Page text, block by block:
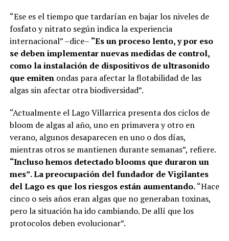
“Ese es el tiempo que tardarían en bajar los niveles de
fosfato y nitrato según indica la experiencia
internacional” –dice– “Es un proceso lento, y por eso
se deben implementar nuevas medidas de control,
como la instalación de dispositivos de ultrasonido
que emitenondas para afectar la flotabilidad de las
algas sin afectar otra biodiversidad”.
“Actualmente el Lago Villarrica presenta dos ciclos de
bloom de algas al año, uno en primavera y otro en
verano, algunos desaparecen en uno o dos días,
mientras otros se mantienen durante semanas”, refiere.
“Incluso hemos detectado blooms que duraron un
mes”. La preocupación del fundador de Vigilantes
del Lago es que los riesgos están aumentando.“Hace
cinco o seis años eran algas que no generaban toxinas,
pero la situación ha ido cambiando. De allí que los
protocolos deben evolucionar”.